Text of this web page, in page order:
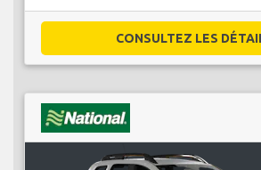
CONSULTEZ LES